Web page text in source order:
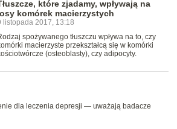
które zjadamy, wpływają na
komórek macierzystych
listopada 2017, 13:18
spożywanego tłuszczu wpływa na to, czy
macierzyste przekształcą się w komórki
(osteoblasty), czy adipocyty.
dla leczenia depresji — uważają badacze